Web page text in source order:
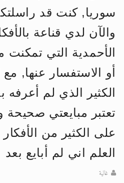
اقرأ هذا
الحجّ..
اقرأ هذا
سوريا, كنت قد
والآن لدي قناعة
الأحمدية التي تمكنت
أو الاستفسار عنها,
الكثير الذي لم
تعتبر مبايعتي صحيحة
على الكثير من
العلم اني لم أبايع بعد
غالية